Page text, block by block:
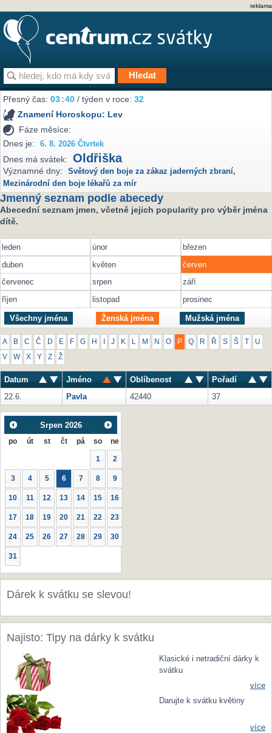
reklama
Přesný čas:03 40 / týden v roce:32
Znamení Horoskopu: Lev
Fáze měsíce:
Dnes je:
6. 8. 2026 Čtvrtek
Dnes má svátek: Oldřiška
Významné dny: Světový den boje za zákaz jaderných zbraní,
Mezinárodní den boje lékařů za mír
Jmenný seznam podle abecedy
Abecední seznam jmen, včetně jejich popularity pro výběr jména
dítě.
leden únor
březen
duben
květen
červen
červenec
srpen
září
říjen
listopad prosinec
Všechny jména Ženská jména Mužská jména
A B C Č D E F G H J K M N O P Q R Ř S Š U
V W X Y Z Ž
Datum Jméno Oblíbenost
Pořadí
22.6.
Pavla 42440 37
Srpen 2026
po út st čt pá so ne
1 2
3 4 5 6 7 8 9
10 11 12 13 14 15 16
17 18 19 20 21 22 23
24 25 26 27 28 29 30
31
Dárek k svátku se slevou!
Najisto: Tipy na dárky k svátku
Klasické i netradiční dárky k
svátku
více
Darujte k svátku květiny
více